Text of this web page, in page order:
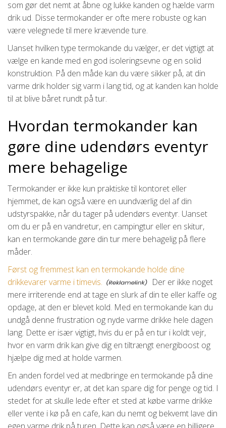
som gør det nemt at åbne og lukke kanden og hælde varm
drik ud. Disse termokander er ofte mere robuste og kan
være velegnede til mere krævende ture.
Uanset hvilken type termokande du vælger, er det vigtigt at
vælge en kande med en god isoleringsevne og en solid
konstruktion. På den måde kan du være sikker på, at din
varme drik holder sig varm i lang tid, og at kanden kan holde
til at blive båret rundt på tur.
Hvordan termokander kan
gøre dine udendørs eventyr
mere behagelige
Termokander er ikke kun praktiske til kontoret eller
hjemmet, de kan også være en uundværlig del af din
udstyrspakke, når du tager på udendørs eventyr. Uanset
om du er på en vandretur, en campingtur eller en skitur,
kan en termokande gøre din tur mere behagelig på flere
måder.
Først og fremmest kan en termokande holde dine
drikkevarer varme i timevis.
Der er ikke noget
mere irriterende end at tage en slurk af din te eller kaffe og
opdage, at den er blevet kold. Med en termokande kan du
undgå denne frustration og nyde varme drikke hele dagen
lang. Dette er især vigtigt, hvis du er på en tur i koldt vejr,
hvor en varm drik kan give dig en tiltrængt energiboost og
hjælpe dig med at holde varmen.
En anden fordel ved at medbringe en termokande på dine
udendørs eventyr er, at det kan spare dig for penge og tid. I
stedet for at skulle lede efter et sted at købe varme drikke
eller vente i kø på en cafe, kan du nemt og bekvemt lave din